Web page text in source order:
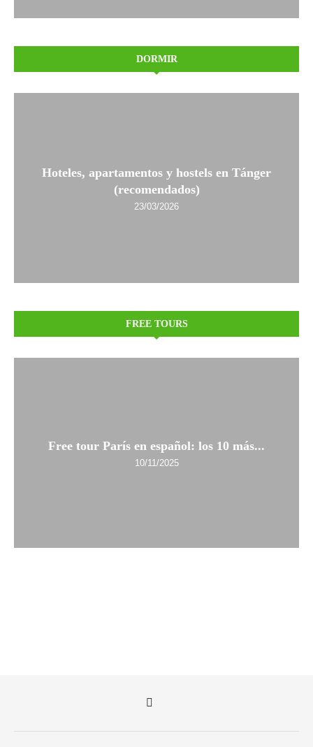
DORMIR
Hoteles, apartamentos y hostels en Tánger
(recomendados)
23/03/2026
FREE TOURS
Free tour París en español: los 10 más...
10/11/2025